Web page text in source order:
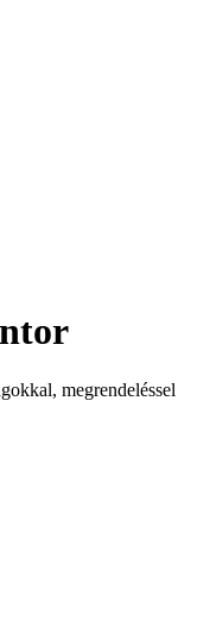
megrendeléssel